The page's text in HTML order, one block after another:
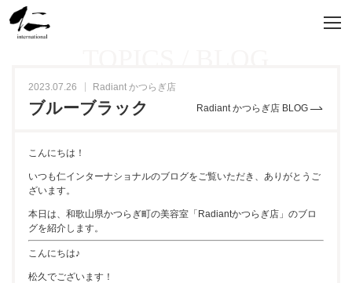
2023.07.26 Radiant かつらぎ店
ブルーブラック Radiant かつらぎ店 BLOG
こんにちは！
いつも仁インターナショナルのブログをご覧いただき、ありがとうご
ざいます。
本日は、和歌山県かつらぎ町の美容室「Radiantかつらぎ店」のブロ
グを紹介します。
こんにちは♪
松久でございます！